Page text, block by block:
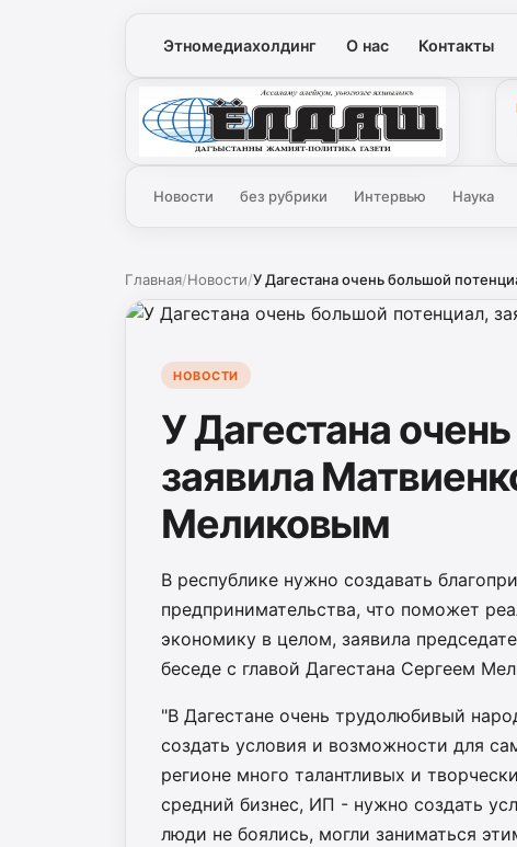
Этномедиахолдинг О нас Контакты
Ёлдаш
Новости без рубрики Интервью Наука
Главная/Новости/У Дагестана очень большой
НОВОСТИ
У Дагестана
заявила
Меликовым
В республике нужно создавать
предпринимательства, что поможет
экономику в целом, заявила
беседе с главой Дагестана Сергеем
"В Дагестане очень трудолюбивый
создать условия и возможности для
регионе много талантливых и
средний бизнес, ИП - нужно создать
люди не боялись, могли заниматься